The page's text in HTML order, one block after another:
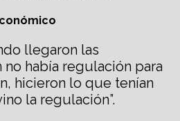
llegaron las
había regulación para
hicieron lo que tenían
la regulación”.